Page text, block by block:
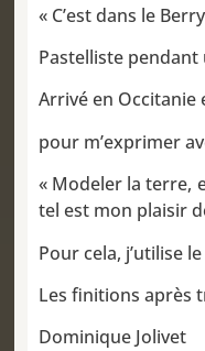
« C’est dans le
Pastelliste pendant
Arrivé en Occitanie
pour m’exprimer
« Modeler la terre,
tel est mon plaisir
Pour cela, j’utilise
Les finitions après
Dominique Jolivet